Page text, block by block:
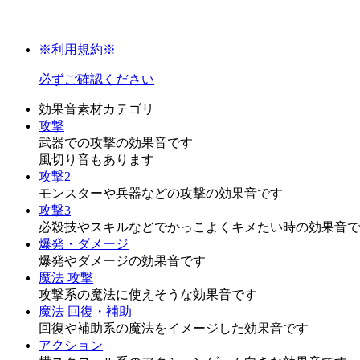
※利用規約※
必ずご確認ください
効果音素材カテゴリ
攻撃
武器での攻撃の効果音です
風切り音もあります
攻撃2
モンスターや兵器などの攻撃の効果音です
攻撃3
必殺技やスキルなどでかっこよくキメたい時の効果音
爆発・ダメージ
爆発やダメージの効果音です
魔法 攻撃
攻撃系の魔法に使えそうな効果音です
魔法 回復・補助
回復や補助系の魔法をイメージした効果音です
アクション